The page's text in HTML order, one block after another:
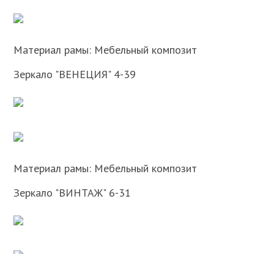
Материал рамы: Мебельный композит
Зеркало "ВЕНЕЦИЯ" 4-39
Материал рамы: Мебельный композит
Зеркало "ВИНТАЖ" 6-31